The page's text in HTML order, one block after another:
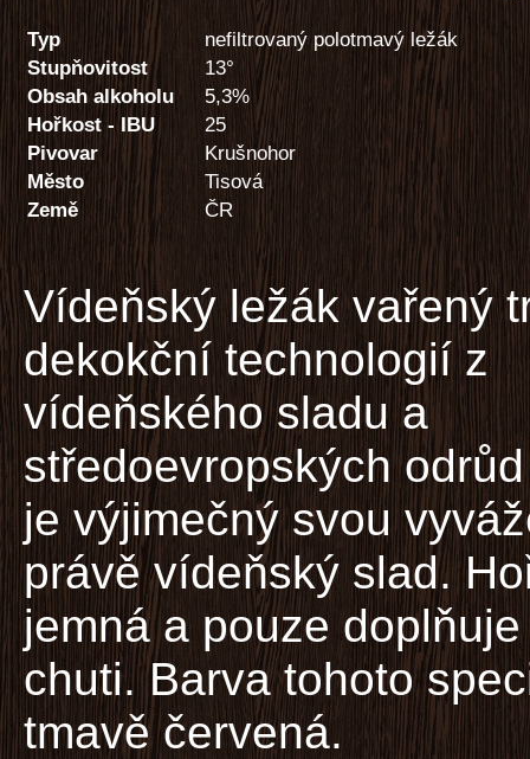
Typ
nefiltrovaný polotmavý ležák
Stupňovitost
13°
Obsah alkoholu
5,3%
Hořkost - IBU
25
Pivovar
Krušnohor
Město
Tisová
Země
ČR
Vídeňský ležák vařený
dekokční technologií z
vídeňského sladu a
středoevropských
je výjimečný svou
právě vídeňský slad.
jemná a pouze
chuti. Barva tohoto
tmavě červená.